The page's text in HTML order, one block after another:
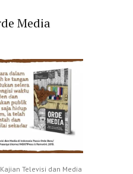
Media
Televisi dan Media